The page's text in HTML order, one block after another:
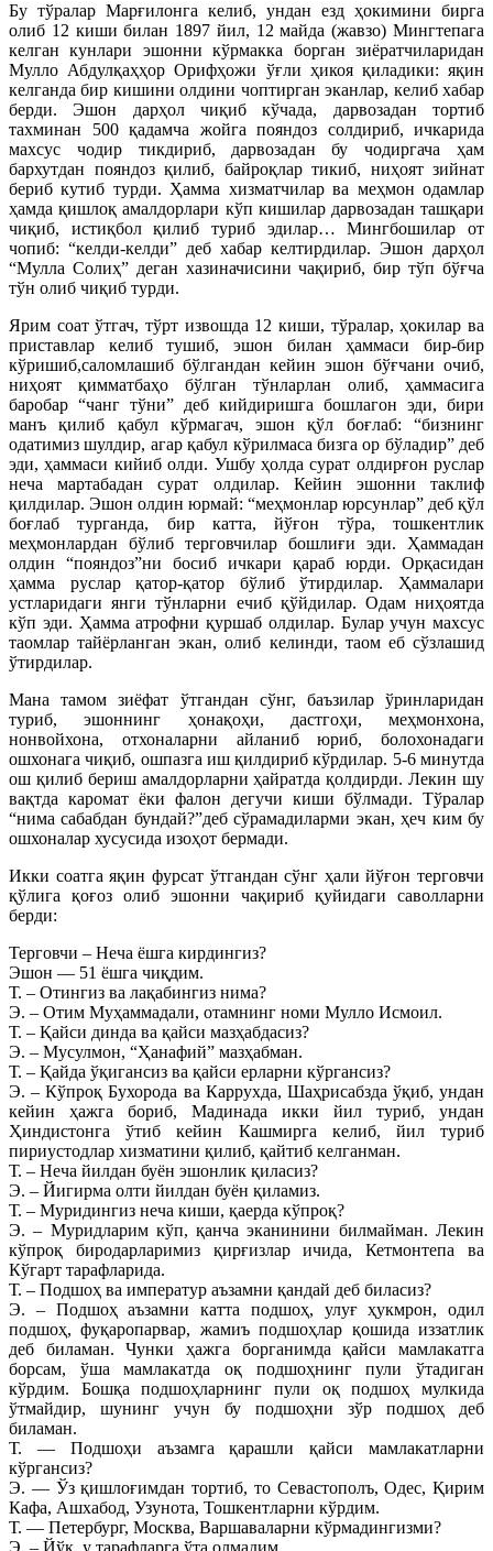
Бу тўралар Марғилонга келиб, ундан езд ҳокимини бирга
олиб 12 киши билан 1897 йил, 12 майда (жавзо) Мингтепага
келган кунлари эшонни кўрмакка борган зиёратчиларидан
Мулло Абдулқаҳҳор Орифҳожи ўғли ҳикоя қиладики: яқин
келганда бир кишини олдини чоптирган эканлар, келиб хабар
берди. Эшон дарҳол чиқиб кўчада, дарвозадан тортиб
тахминан 500 қадамча жойга пояндоз солдириб, ичкарида
махсус чодир тикдириб, дарвозадан бу чодиргача ҳам
бархутдан пояндоз қилиб, байроқлар тикиб, ниҳоят зийнат
бериб кутиб турди. Ҳамма хизматчилар ва меҳмон одамлар
ҳамда қишлоқ амалдорлари кўп кишилар дарвозадан ташқари
чиқиб, истиқбол қилиб туриб эдилар… Мингбошилар от
чопиб: “келди-келди” деб хабар келтирдилар. Эшон дарҳол
“Мулла Солиҳ” деган хазиначисини чақириб, бир тўп бўғча
тўн олиб чиқиб турди.
Ярим соат ўтгач, тўрт извошда 12 киши, тўралар, ҳокилар ва
приставлар келиб тушиб, эшон билан ҳаммаси бир-бир
кўришиб,саломлашиб бўлгандан кейин эшон бўғчани очиб,
ниҳоят қимматбаҳо бўлган тўнларлан олиб, ҳаммасига
баробар “чанг тўни” деб кийдиришга бошлагон эди, бири
манъ қилиб қабул кўрмагач, эшон қўл боғлаб: “бизнинг
одатимиз шулдир, агар қабул кўрилмаса бизга ор бўладир” деб
эди, ҳаммаси кийиб олди. Ушбу ҳолда сурат олдирғон руслар
неча мартабадан сурат олдилар. Кейин эшонни таклиф
қилдилар. Эшон олдин юрмай: “меҳмонлар юрсунлар” деб қўл
боғлаб турганда, бир катта, йўғон тўра, тошкентлик
меҳмонлардан бўлиб терговчилар бошлиғи эди. Ҳаммадан
олдин “пояндоз”ни босиб ичкари қараб юрди. Орқасидан
ҳамма руслар қатор-қатор бўлиб ўтирдилар. Ҳаммалари
устларидаги янги тўнларни ечиб қўйдилар. Одам ниҳоятда
кўп эди. Ҳамма атрофни қуршаб олдилар. Булар учун махсус
таомлар тайёрланган экан, олиб келинди, таом еб сўзлашид
ўтирдилар.
Мана тамом зиёфат ўтгандан сўнг, баъзилар ўринларидан
туриб, эшоннинг ҳонақоҳи, дастгоҳи, меҳмонхона,
нонвойхона, отхоналарни айланиб юриб, болохонадаги
ошхонага чиқиб, ошпазга иш қилдириб кўрдилар. 5-6 минутда
ош қилиб бериш амалдорларни ҳайратда қолдирди. Лекин шу
вақтда каромат ёки фалон дегучи киши бўлмади. Тўралар
“нима сабабдан бундай?”деб сўрамадиларми экан, ҳеч ким бу
ошхоналар хусусида изоҳот бермади.
Икки соатга яқин фурсат ўтгандан сўнг ҳали йўғон терговчи
қўлига қоғоз олиб эшонни чақириб қуйидаги саволларни
берди:
Терговчи – Неча ёшга кирдингиз?
Эшон — 51 ёшга чиқдим.
Т. – Отингиз ва лақабингиз нима?
Э. – Отим Муҳаммадали, отамнинг номи Мулло Исмоил.
Т. – Қайси динда ва қайси мазҳабдасиз?
Э. – Мусулмон, “Ҳанафий” мазҳабман.
Т. – Қайда ўқигансиз ва қайси ерларни кўргансиз?
Э. – Кўпроқ Бухорода ва Каррухда, Шаҳрисабзда ўқиб, ундан
кейин ҳажга бориб, Мадинада икки йил туриб, ундан
Ҳиндистонга ўтиб кейин Кашмирга келиб, йил туриб
пириустодлар хизматини қилиб, қайтиб келганман.
Т. – Неча йилдан буён эшонлик қиласиз?
Э. – Йигирма олти йилдан буён қиламиз.
Т. – Муридингиз неча киши, қаерда кўпроқ?
Э. – Муридларим кўп, қанча эканинини билмайман. Лекин
кўпроқ биродарларимиз қирғизлар ичида, Кетмонтепа ва
Кўгарт тарафларида.
Т. – Подшоҳ ва императур аъзамни қандай деб биласиз?
Э. – Подшоҳ аъзамни катта подшоҳ, улуғ ҳукмрон, одил
подшоҳ, фуқаропарвар, жамиъ подшоҳлар қошида иззатлик
деб биламан. Чунки ҳажга борганимда қайси мамлакатга
борсам, ўша мамлакатда оқ подшоҳнинг пули ўтадиган
кўрдим. Бошқа подшоҳларнинг пули оқ подшоҳ мулкида
ўтмайдир, шунинг учун бу подшоҳни зўр подшоҳ деб
биламан.
Т. — Подшоҳи аъзамга қарашли қайси мамлакатларни
кўргансиз?
Э. — Ўз қишлоғимдан тортиб, то Севастополъ, Одес, Қирим
Кафа, Ашхабод, Узунота, Тошкентларни кўрдим.
Т. — Петербург, Москва, Варшаваларни кўрмадингизми?